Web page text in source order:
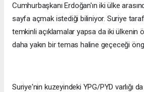
Cumhurbaşkanı Erdoğan'ın iki ülke
sayfa açmak istediği biliniyor. Suriye
temkinli açıklamalar yapsa da iki ülkenin
daha yakın bir temas haline geçeceği
Suriye'nin kuzeyindeki YPG/PYD varlığı